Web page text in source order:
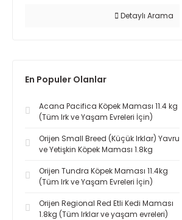
Detaylı Arama
En Populer Olanlar
Acana Pacifica Köpek Maması 11.4 kg
(Tüm Irk ve Yaşam Evreleri İçin)
Orijen Small Breed (Küçük Irklar) Yavru
ve Yetişkin Köpek Maması 1.8kg
Orijen Tundra Köpek Maması 11.4kg
(Tüm Irk ve Yaşam Evreleri İçin)
Orijen Regional Red Etli Kedi Maması
1.8kg (Tüm Irklar ve yaşam evreleri)